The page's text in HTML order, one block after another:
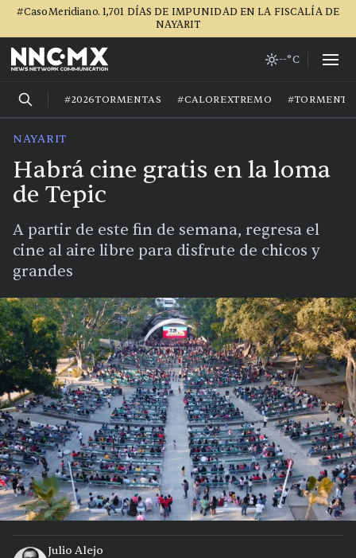
#CasoMeridiano. 1,701 DÍAS DE IMPUNIDAD EN LA FISCALÍA DE
NAYARIT
--°C
#2026TORMENTAS #CALOREXTREMO
NAYARIT
Habrá cine gratis en la loma
de Tepic
A partir de este fin de semana, regresa el
cine al aire libre para disfrute de chicos y
grandes
Julio Alejo